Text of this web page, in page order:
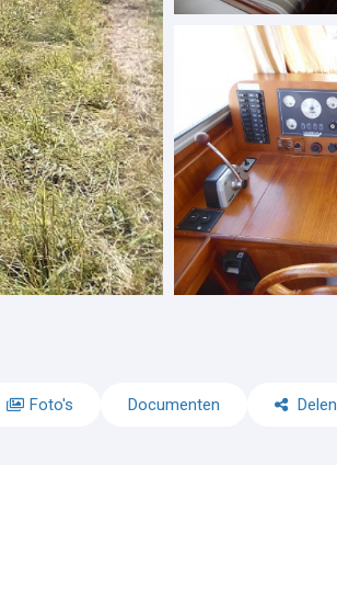
Foto's Documenten Delen